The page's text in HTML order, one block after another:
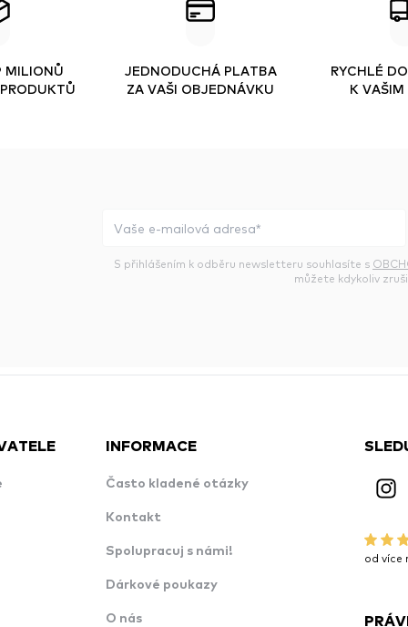
MILIONŮ
JEDNODUCHÁ PLATBA
ZA VAŠI OBJEDNÁVKU
RYCHLÉ
K VAŠIM
S přihlášením k odběru newsletteru souhlasíte s
můžete kdykoliv
INFORMACE
Často kladené otázky
Kontakt
Spolupracuj s námi!
Dárkové poukazy
O nás
od více